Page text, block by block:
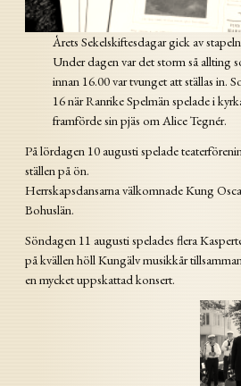
Årets Sekelskiftesdagar gick av
Under dagen var det storm så allting
innan 16.00 var tvunget att ställas in.
16 när Ranrike Spelmän spelade i
framförde sin pjäs om Alice Tegnér.
På lördagen 10 augusti spelade
ställen på ön.
Herrskapsdansarna välkomnade Kung
Bohuslän.
Söndagen 11 augusti spelades flera
på kvällen höll Kungälv musikkår
en mycket uppskattad konsert.